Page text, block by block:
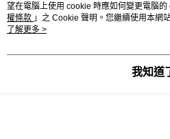
望在電腦上使用 cookie 時應如何變更電腦
權條款 」之 Cookie 聲明。您繼續使用本網
用條款之 Cookie 聲明使用 cookie。
了解更多 >
我知道